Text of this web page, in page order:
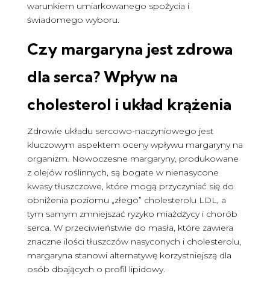
warunkiem umiarkowanego spożycia i
świadomego wyboru.
Czy margaryna jest zdrowa
dla serca? Wpływ na
cholesterol i układ krążenia
Zdrowie układu sercowo-naczyniowego jest
kluczowym aspektem oceny wpływu margaryny na
organizm. Nowoczesne margaryny, produkowane
z olejów roślinnych, są bogate w nienasycone
kwasy tłuszczowe, które mogą przyczyniać się do
obniżenia poziomu „złego” cholesterolu LDL, a
tym samym zmniejszać ryzyko miażdżycy i chorób
serca. W przeciwieństwie do masła, które zawiera
znaczne ilości tłuszczów nasyconych i cholesterolu,
margaryna stanowi alternatywę korzystniejszą dla
osób dbających o profil lipidowy.